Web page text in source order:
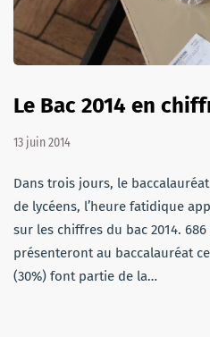
Le Bac 2014 en
13 juin 2014
Dans trois jours, le
de lycéens, l’heure fatidique
sur les chiffres du bac 2014.
présenteront au baccalauréat
(30%) font partie de la…